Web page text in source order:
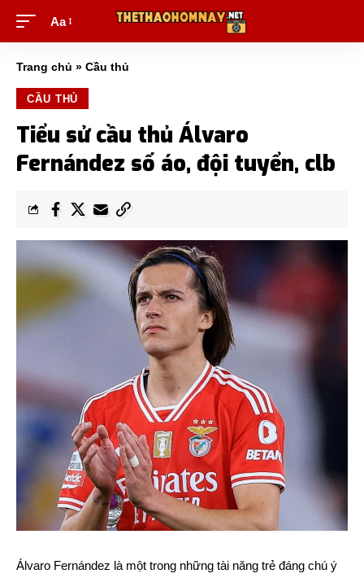
Aa
Trang chủ » Cầu thủ
CẦU THỦ
Tiểu sử cầu thủ Álvaro
Fernández số áo, đội tuyển, clb
Álvaro Fernández là một trong những tài năng trẻ đáng chú ý